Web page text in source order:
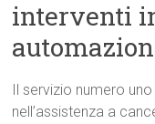
interventi
Il servizio numero
nell’assistenza a